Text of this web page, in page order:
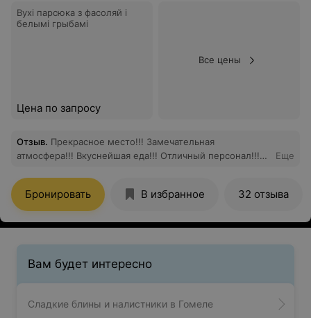
Вухі парсюка з фасоляй і
белымi грыбамі
Цена по запросу
Все цены
Отзыв. Прекрасное место!!! Замечательная
атмосфера!!! Вкуснейшая еда!!! Отличный персонал!!!
Всем рекомендую!
Еще
Бронировать В избранное 32 отзыва
Вам будет интересно
Сладкие блины и налистники в Гомеле